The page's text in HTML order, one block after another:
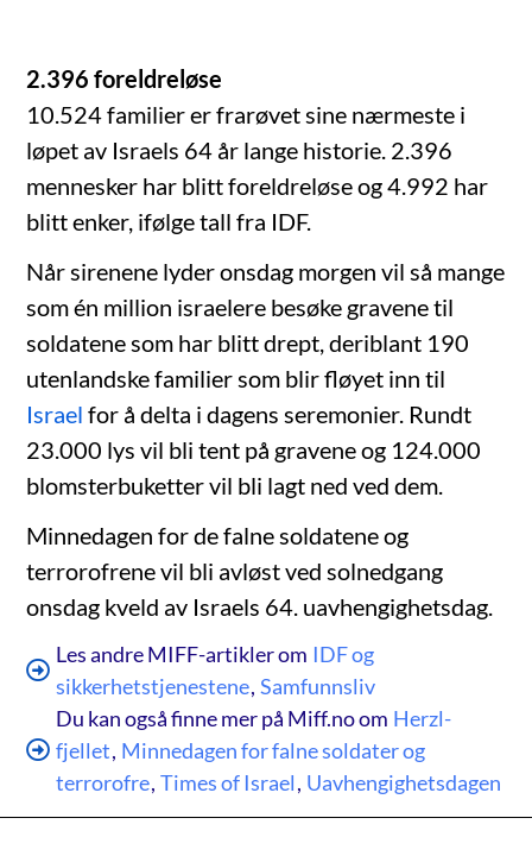
2.396 foreldreløse
10.524 familier er frarøvet sine nærmeste i
løpet av Israels 64 år lange historie. 2.396
mennesker har blitt foreldreløse og 4.992 har
blitt enker, ifølge tall fra IDF.
Når sirenene lyder onsdag morgen vil så mange
som én million israelere besøke gravene til
soldatene som har blitt drept, deriblant 190
utenlandske familier som blir fløyet inn til
Israel for å delta i dagens seremonier. Rundt
23.000 lys vil bli tent på gravene og 124.000
blomsterbuketter vil bli lagt ned ved dem.
Minnedagen for de falne soldatene og
terrorofrene vil bli avløst ved solnedgang
onsdag kveld av Israels 64. uavhengighetsdag.
Les andre MIFF-artikler om IDF og
sikkerhetstjenestene, Samfunnsliv
Du kan også finne mer på Miff.no om Herzl-
fjellet, Minnedagen for falne soldater og
terrorofre, Times of Israel, Uavhengighetsdagen